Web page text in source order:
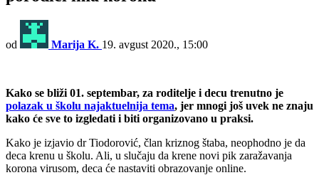
od Marija K. 19. avgust 2020., 15:00
Kako se bliži 01. septembar, za roditelje i decu trenutno je
polazak u školu najaktuelnija tema, jer mnogi još uvek ne znaju
kako će sve to izgledati i biti organizovano u praksi.
Kako je izjavio dr Tiodorović, član kriznog štaba, neophodno je da
deca krenu u školu. Ali, u slučaju da krene novi pik zaražavanja
korona virusom, deca će nastaviti obrazovanje online.